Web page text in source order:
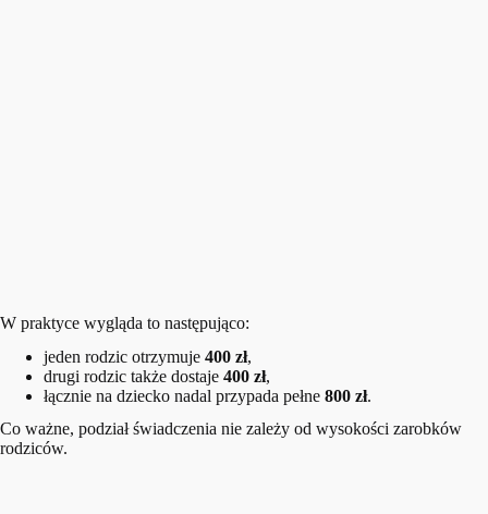
W praktyce wygląda to następująco:
jeden rodzic otrzymuje 400 zł,
drugi rodzic także dostaje 400 zł,
łącznie na dziecko nadal przypada pełne 800 zł.
Co ważne, podział świadczenia nie zależy od wysokości zarobków
rodziców.